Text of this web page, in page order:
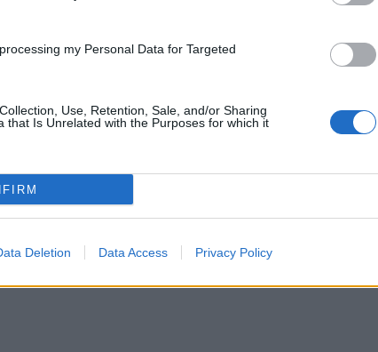
my Personal Data for Targeted
Use, Retention, Sale, and/or Sharing
that Is Unrelated with the Purposes for which it
Deletion Data Access Privacy Policy